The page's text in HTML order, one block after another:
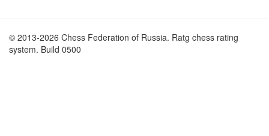
© 2013-2026 Chess Federation of Russia. Ratg chess rating
system. Build 0500